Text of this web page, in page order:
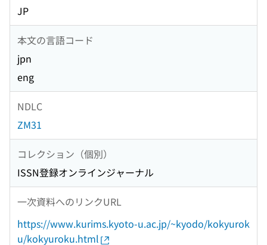
JP
本文の言語コード
jpn
eng
NDLC
ZM31
コレクション（個別）
ISSN登録オンラインジャーナル
一次資料へのリンクURL
https://www.kurims.kyoto-u.ac.jp/~kyodo/kokyurok
u/kokyuroku.html